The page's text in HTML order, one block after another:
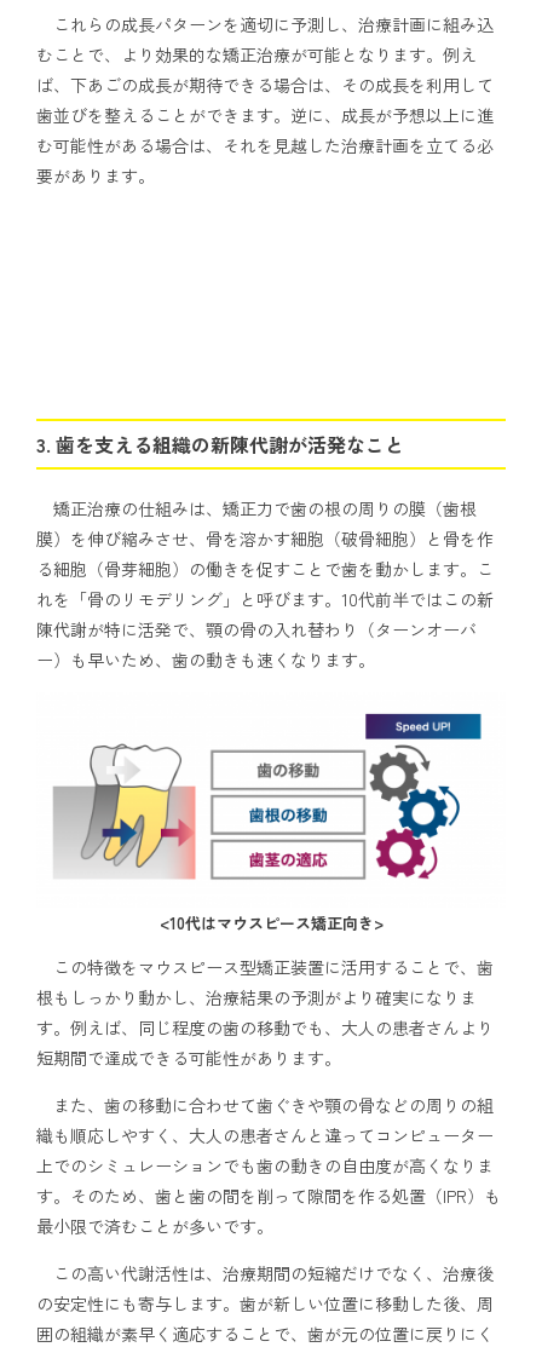
これらの成長パターンを適切に予測し、治療計画に組み込
むことで、より効果的な矯正治療が可能となります。例え
ば、下あごの成長が期待できる場合は、その成長を利用して
歯並びを整えることができます。逆に、成長が予想以上に進
む可能性がある場合は、それを見越した治療計画を立てる必
要があります。
3. 歯を支える組織の新陳代謝が活発なこと
矯正治療の仕組みは、矯正力で歯の根の周りの膜（歯根
膜）を伸び縮みさせ、骨を溶かす細胞（破骨細胞）と骨を作
る細胞（骨芽細胞）の働きを促すことで歯を動かします。こ
れを「骨のリモデリング」と呼びます。10代前半ではこの新
陳代謝が特に活発で、顎の骨の入れ替わり（ターンオーバ
ー）も早いため、歯の動きも速くなります。
<10代はマウスピース矯正向き>
この特徴をマウスピース型矯正装置に活用することで、歯
根もしっかり動かし、治療結果の予測がより確実になりま
す。例えば、同じ程度の歯の移動でも、大人の患者さんより
短期間で達成できる可能性があります。
また、歯の移動に合わせて歯ぐきや顎の骨などの周りの組
織も順応しやすく、大人の患者さんと違ってコンピューター
上でのシミュレーションでも歯の動きの自由度が高くなりま
す。そのため、歯と歯の間を削って隙間を作る処置（IPR）も
最小限で済むことが多いです。
この高い代謝活性は、治療期間の短縮だけでなく、治療後
の安定性にも寄与します。歯が新しい位置に移動した後、周
囲の組織が素早く適応することで、歯が元の位置に戻りにく